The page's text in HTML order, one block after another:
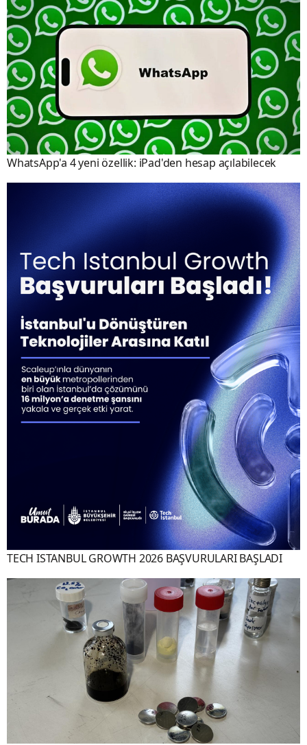
WhatsApp'a 4 yeni özellik: iPad'den hesap açılabilecek
TECH ISTANBUL GROWTH 2026 BAŞVURULARI BAŞLADI